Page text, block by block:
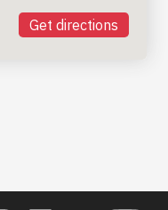
Get directions